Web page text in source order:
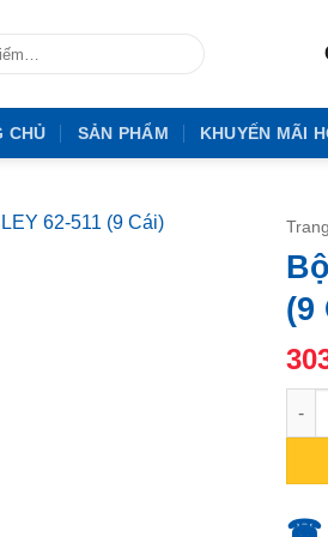
CHỦ SẢN PHẨM KHUYẾN MÃI
(9
Bộ